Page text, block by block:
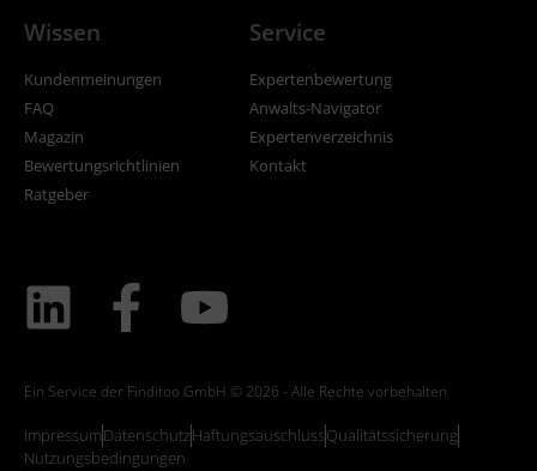
Wissen
Kundenmeinungen
FAQ
Magazin
Bewertungsrichtlinien
Ratgeber
Service
Expertenbewertung
Anwalts-Navigator
Expertenverzeichnis
Kontakt
Ein Service der Finditoo GmbH © 2026 - Alle Rechte vorbehalten
ImpressumDatenschutzHaftungsauschlussQualitätssicherung
Nutzungsbedingungen